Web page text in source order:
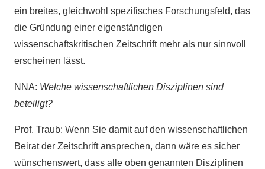
ein breites, gleichwohl spezifisches Forschungsfeld, das
die Gründung einer eigenständigen
wissenschaftskritischen Zeitschrift mehr als nur sinnvoll
erscheinen lässt.
NNA: Welche wissenschaftlichen Disziplinen sind
beteiligt?
Prof. Traub: Wenn Sie damit auf den wissenschaftlichen
Beirat der Zeitschrift ansprechen, dann wäre es sicher
wünschenswert, dass alle oben genannten Disziplinen